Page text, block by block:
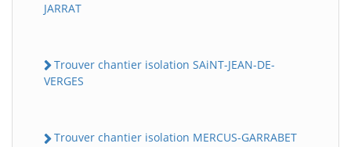
JARRAT
Trouver chantier isolation SAiNT-JEAN-DE-
VERGES
Trouver chantier isolation MERCUS-GARRABET